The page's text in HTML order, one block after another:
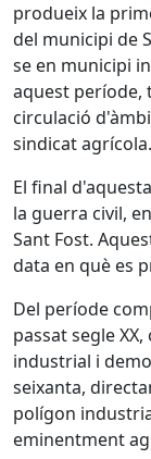
produeix la
del municipi de
se en municipi
aquest període,
circulació
sindicat agrícola.
El final
la guerra civil,
Sant Fost.
data en què es
Del període
passat segle
industrial i
seixanta,
polígon
eminentment